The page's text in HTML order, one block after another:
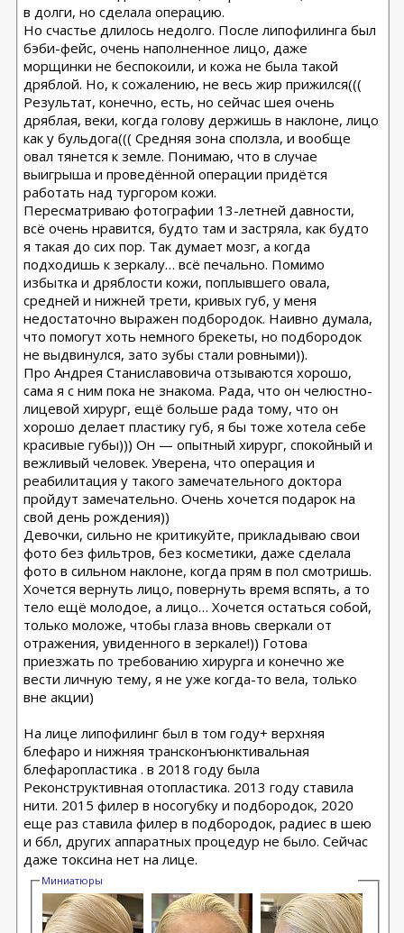
в долги, но сделала операцию.
Но счастье длилось недолго. После липофилинга был
бэби-фейс, очень наполненное лицо, даже
морщинки не беспокоили, и кожа не была такой
дряблой. Но, к сожалению, не весь жир прижился(((
Результат, конечно, есть, но сейчас шея очень
дряблая, веки, когда голову держишь в наклоне, лицо
как у бульдога((( Средняя зона сползла, и вообще
овал тянется к земле. Понимаю, что в случае
выигрыша и проведённой операции придётся
работать над тургором кожи.
Пересматриваю фотографии 13-летней давности,
всё очень нравится, будто там и застряла, как будто
я такая до сих пор. Так думает мозг, а когда
подходишь к зеркалу… всё печально. Помимо
избытка и дряблости кожи, поплывшего овала,
средней и нижней трети, кривых губ, у меня
недостаточно выражен подбородок. Наивно думала,
что помогут хоть немного брекеты, но подбородок
не выдвинулся, зато зубы стали ровными)).
Про Андрея Станиславовича отзываются хорошо,
сама я с ним пока не знакома. Рада, что он челюстно-
лицевой хирург, ещё больше рада тому, что он
хорошо делает пластику губ, я бы тоже хотела себе
красивые губы))) Он — опытный хирург, спокойный и
вежливый человек. Уверена, что операция и
реабилитация у такого замечательного доктора
пройдут замечательно. Очень хочется подарок на
свой день рождения))
Девочки, сильно не критикуйте, прикладываю свои
фото без фильтров, без косметики, даже сделала
фото в сильном наклоне, когда прям в пол смотришь.
Хочется вернуть лицо, повернуть время вспять, а то
тело ещё молодое, а лицо… Хочется остаться собой,
только моложе, чтобы глаза вновь сверкали от
отражения, увиденного в зеркале!)) Готова
приезжать по требованию хирурга и конечно же
вести личную тему, я не уже когда-то вела, только
вне акции)
На лице липофилинг был в том году+ верхняя
блефаро и нижняя трансконъюнктивальная
блефаропластика . в 2018 году была
Реконструктивная отопластика. 2013 году ставила
нити. 2015 филер в носогубку и подбородок, 2020
еще раз ставила филер в подбородок, радиес в шею
и ббл, других аппаратных процедур не было. Сейчас
даже токсина нет на лице.
Миниатюры